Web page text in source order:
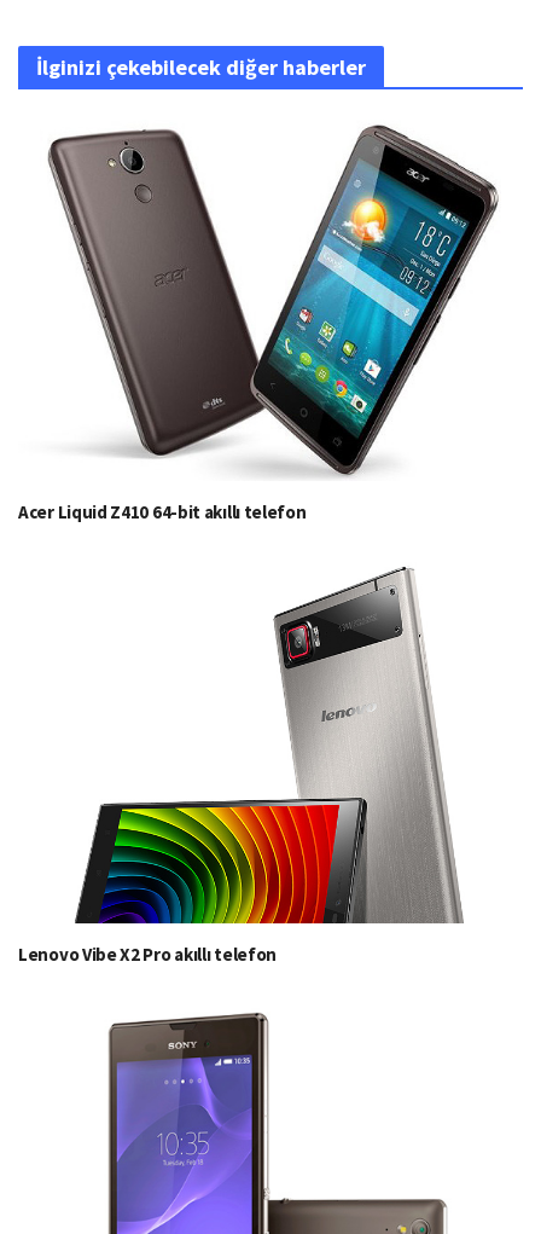
İlginizi çekebilecek diğer haberler
Acer Liquid Z410 64-bit akıllı telefon
Lenovo Vibe X2 Pro akıllı telefon